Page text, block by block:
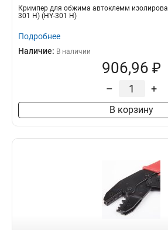
Кримпер для обжима автоклемм
301 H) (HY-301 H)
Подробнее
Наличие: В наличии
906,96 ₽
– +
В корзину